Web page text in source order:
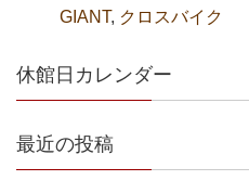
GIANT, クロスバイク
休館日カレンダー
最近の投稿